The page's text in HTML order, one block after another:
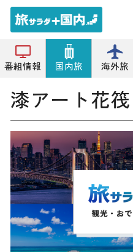
番組情報 国内旅 海外旅
トップ お土産 漆アート花筏
漆アート花筏